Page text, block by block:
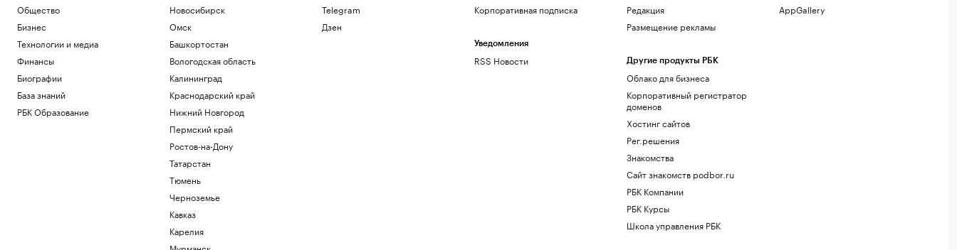
Общество
Бизнес
Технологии и медиа
Финансы
Биографии
База знаний
РБК Образование
Новосибирск
Омск
Башкортостан
Вологодская область
Калининград
Краснодарский край
Нижний Новгород
Пермский край
Ростов-на-Дону
Татарстан
Тюмень
Черноземье
Кавказ
Карелия
Telegram
Дзен
Корпоративная подписка
Уведомления
RSS Новости
Редакция
Размещение рекламы
Другие продукты РБК
Облако для бизнеса
Корпоративный регистратор
доменов
Хостинг сайтов
Рег.решения
Знакомства
Сайт знакомств podbor.ru
РБК Компании
РБК Курсы
Школа управления РБК
AppGallery